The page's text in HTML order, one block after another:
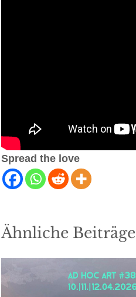
Spread the love
Ähnliche Beiträge